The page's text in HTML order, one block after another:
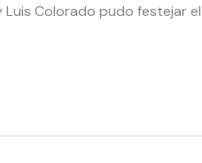
Luis Colorado pudo festejar